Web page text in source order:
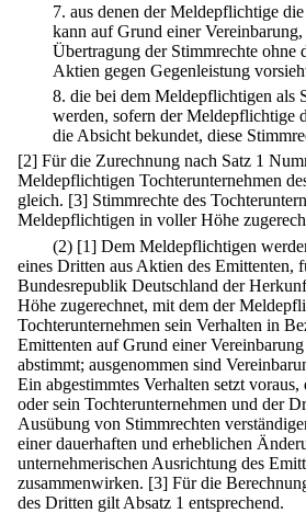
7. aus denen der Meldepflichtige
kann auf Grund einer
Übertragung der Stimmrechte ohne
Aktien gegen Gegenleistung
8. die bei dem Meldepflichtigen als
werden, sofern der Meldepflichtige
die Absicht bekundet, diese
[2] Für die Zurechnung nach Satz 1
Meldepflichtigen Tochterunternehmen
gleich. [3] Stimmrechte des
Meldepflichtigen in voller Höhe
(2) [1] Dem Meldepflichtigen
eines Dritten aus Aktien des Emittenten,
Bundesrepublik Deutschland der
Höhe zugerechnet, mit dem der
Tochterunternehmen sein Verhalten in
Emittenten auf Grund einer
abstimmt; ausgenommen sind
Ein abgestimmtes Verhalten setzt
oder sein Tochterunternehmen und der
Ausübung von Stimmrechten
einer dauerhaften und erheblichen
unternehmerischen Ausrichtung des
zusammenwirken. [3] Für die
des Dritten gilt Absatz 1 entsprechend.